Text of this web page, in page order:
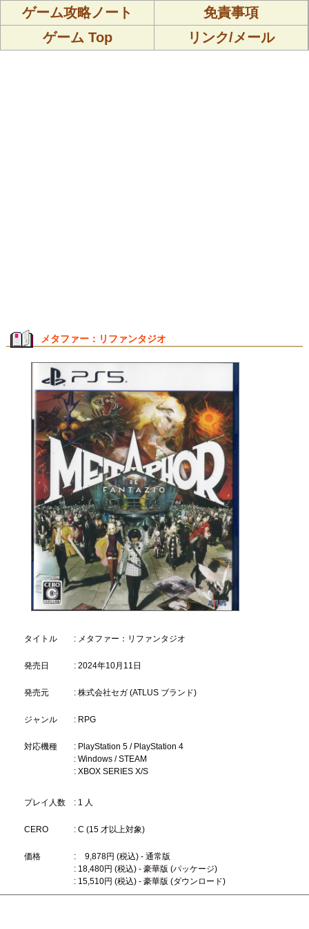
ゲーム攻略ノート
免責事項
ゲーム Top
リンク/メール
メタファー：リファンタジオ
タイトル : メタファー：リファンタジオ
発売日 : 2024年10月11日
発売元 : 株式会社セガ (ATLUS ブランド)
ジャンル : RPG
対応機種
: PlayStation 5 / PlayStation 4
: Windows / STEAM
: XBOX SERIES X/S
プレイ人数 : 1 人
CERO : C (15 才以上対象)
価格 :
9,878円 (税込) - 通常版
: 18,480円 (税込) - 豪華版 (パッケージ)
: 15,510円 (税込) - 豪華版 (ダウンロード)